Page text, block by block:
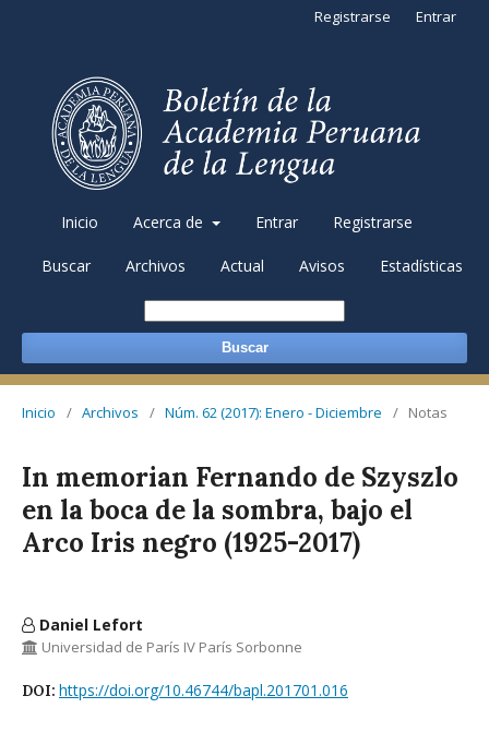
Inicio Acerca de Entrar Registrarse
Buscar Archivos Actual Avisos Estadísticas
Buscar
Registrarse Entrar
Inicio / Archivos / Núm. 62 (2017): Enero - Diciembre / Notas
In memorian Fernando de Szyszlo
en la boca de la sombra, bajo el
Arco Iris negro (1925-2017)
Daniel Lefort
Universidad de París IV París Sorbonne
DOI: https://doi.org/10.46744/bapl.201701.016